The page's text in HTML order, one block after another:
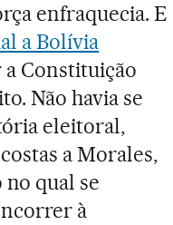
enfraquecia. E
a Bolívia
Constituição
Não havia se
eleitoral,
a Morales,
qual se
à